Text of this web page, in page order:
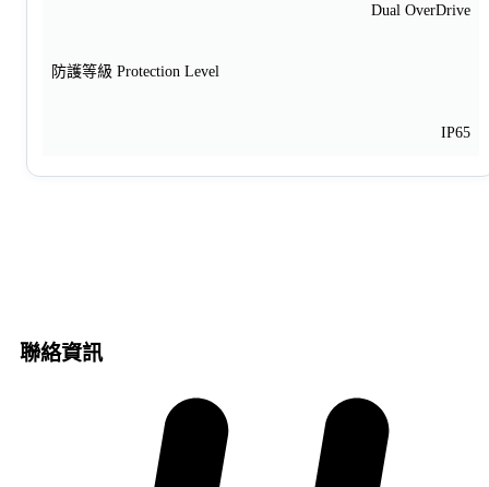
Dual OverDrive
防護等級 Protection Level
IP65
聯絡資訊